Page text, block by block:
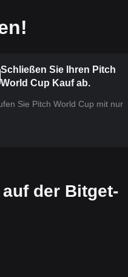
Schließen Sie Ihren Pitch
World Cup Kauf ab.
Sie Pitch World Cup mit nur
der Bitget-